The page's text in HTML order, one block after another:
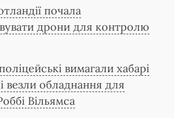
почала
дрони для контролю
вимагали хабарі
везли обладнання для
Вільямса